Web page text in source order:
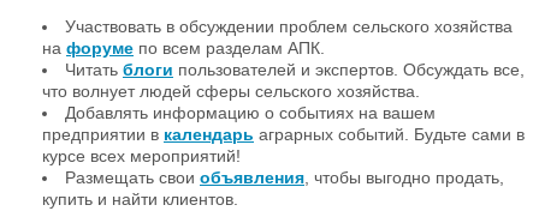
Участвовать в обсуждении проблем сельского хозяйства
на форуме по всем разделам АПК.
Читать блоги пользователей и экспертов. Обсуждать все,
что волнует людей сферы сельского хозяйства.
Добавлять информацию о событиях на вашем
предприятии в календарь аграрных событий. Будьте сами в
курсе всех мероприятий!
Размещать свои объявления, чтобы выгодно продать,
купить и найти клиентов.